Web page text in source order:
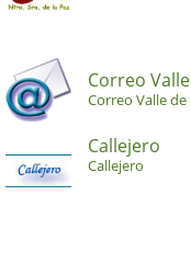
Correo
Correo Valle
Callejero
Callejero